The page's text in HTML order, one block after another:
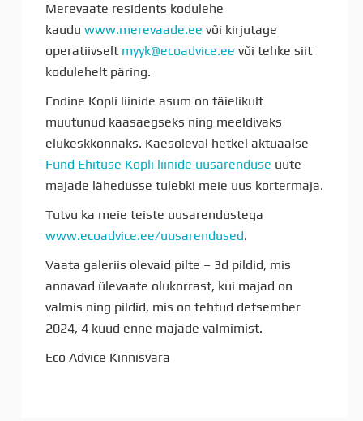
Merevaate residents kodulehe
kauduwww.merevaade.ee või kirjutage
operatiivselt myyk@ecoadvice.ee või tehke siit
kodulehelt päring.
Endine Kopli liinide asum on täielikult
muutunud kaasaegseks ning meeldivaks
elukeskkonnaks. Käesoleval hetkel aktuaalse
Fund Ehituse Kopli liinide uusarenduse uute
majade lähedusse tulebki meie uus kortermaja.
Tutvu ka meie teiste uusarendustega
www.ecoadvice.ee/uusarendused.
Vaata galeriis olevaid pilte – 3d pildid, mis
annavad ülevaate olukorrast, kui majad on
valmis ning pildid, mis on tehtud detsember
2024, 4 kuud enne majade valmimist.
Eco Advice Kinnisvara